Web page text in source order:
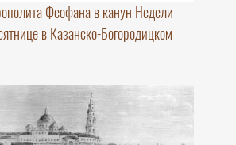
Феофана в канун Недели
в Казанско-Богородицком